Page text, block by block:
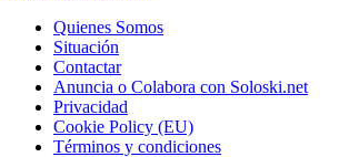
Quienes Somos
Situación
Contactar
Anuncia o Colabora con Soloski.net
Privacidad
Cookie Policy (EU)
Términos y condiciones